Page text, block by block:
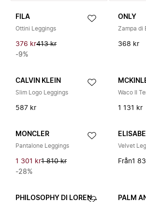
FILA
Ottini Leggings
376 kr413 kr
-9%
ONLY
368 kr
CALVIN KLEIN
Slim Logo Leggings
587 kr
Waco II
1 131 kr
MONCLER
Pantalone Leggings
1 301 kr1 810 kr
-28%
Velvet
Från1
PHILOSOPHY DI LORENZO SERAFINI PALM